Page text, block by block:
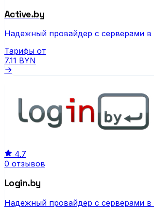
Active.by
Надежный провайдер с серверами в
Тарифы от
7.11 BYN
4.7
0 отзывов
Login.by
Надежный провайдер с серверами в